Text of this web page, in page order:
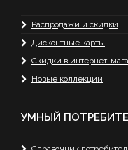
Распродажи и скидки
Дисконтные карты
Скидки в интернет-
Новые коллекции
УМНЫЙ